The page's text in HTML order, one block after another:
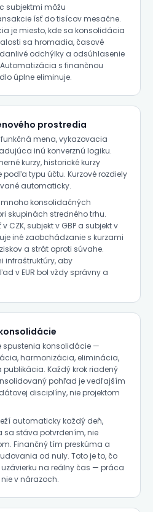
subjektmi môžu
ísť do tisícov mesačne.
je miesto, kde sa konsolidácia
sa hromadia, časové
odchýlky a odsúhlasenie
s finančnou
úplne eliminuje.
prostredia
mena, vykazovacia
inú konverznú logiku.
kurzy, historické kurzy
typu účtu. Kurzové rozdiely
automaticky.
mnoho konsolidačných
skupinách stredného trhu.
CZK, subjekt v GBP a subjekt v
iné zaobchádzanie s kurzami
a strát oproti súvahe.
infraštruktúry, aby
v EUR bol vždy správny a
spustenia konsolidácie —
harmonizácia, eliminácia,
publikácia. Každý krok riadený
pohľad je vedľajším
disciplíny, nie projektom
automaticky každý deň,
sa stáva potvrdením, nie
Finančný tím preskúma a
od nuly. Toto je to, čo
na reálny čas — práca
v nárazoch.